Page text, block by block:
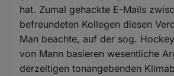
hat. Zumal gehackte E-Mails
befreundeten Kollegen diesen
Man beachte, auf der sog.
von Mann basieren wesentliche
derzeitigen tonangebenden